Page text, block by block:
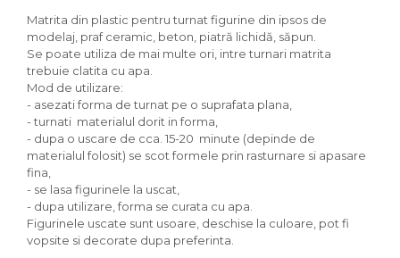
Carton/Hartie unicolor
Hartie creponata
Hartie dantelata
Hartie matase
Hartie origami
Hartie reciclata/manuala
Plicuri
Carton
Rame, albume, notesuri
Masti
Forme/Figurine carton
Matrita din plastic pentru turnat figurine din ipsos de
modelaj, praf ceramic, beton, piatră lichidă, săpun.
Se poate utiliza de mai multe ori, intre turnari matrita
trebuie clatita cu apa.
Mod de utilizare:
- asezati forma de turnat pe o suprafata plana,
- turnati materialul dorit in forma,
- dupa o uscare de cca. 15-20 minute (depinde de
materialul folosit) se scot formele prin rasturnare si apasare
fina,
- se lasa figurinele la uscat,
- dupa utilizare, forma se curata cu apa.
Figurinele uscate sunt usoare, deschise la culoare, pot fi
vopsite si decorate dupa preferinta.